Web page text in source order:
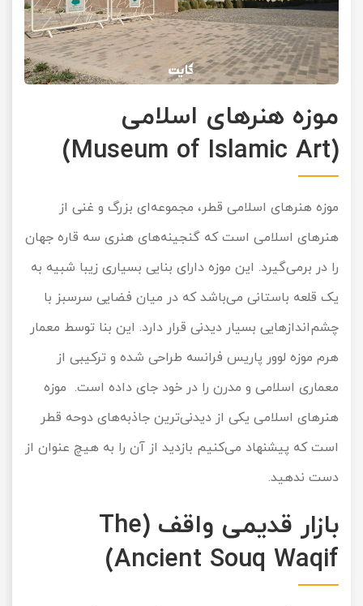
موزه هنرهای اسلامی
(Museum of Islamic Art)
موزه هنرهای اسلامی قطر، مجموعه‌ای بزرگ و غنی از
هنرهای اسلامی است که گنجینه‌های هنری سه قاره جهان
را در برمی‌گیرد. این موزه دارای بنایی بسیاری زیبا شبیه به
یک قلعه باستانی می‌باشد که در میان فضایی سرسبز با
چشم‌اندازهایی بسیار دیدنی قرار دارد. این بنا توسط معمار
هرم موزه لوور پاریس فرانسه طراحی شده و ترکیبی از
معماری اسلامی و مدرن را در خود جای داده است. موزه
هنرهای اسلامی یکی از دیدنی‌ترین جاذبه‌های دوحه قطر
است که پیشنهاد می‌کنیم بازدید از آن را به هیچ عنوان از
دست ندهید.
بازار قدیمی واقف (The
Ancient Souq Waqif)